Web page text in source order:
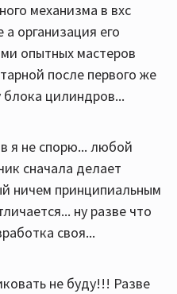
механизма в вхс
организация его
опытных мастеров
после первого же
блока цилиндров...
я не спорю... любой
сначала делает
ничем принципиальным
ну разве что
своя...
не буду!!! Разве